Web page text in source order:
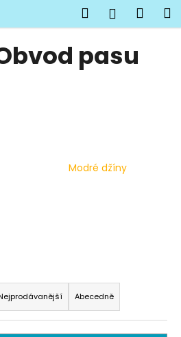
Hledat
pasu
Modré džíny
Abecedně